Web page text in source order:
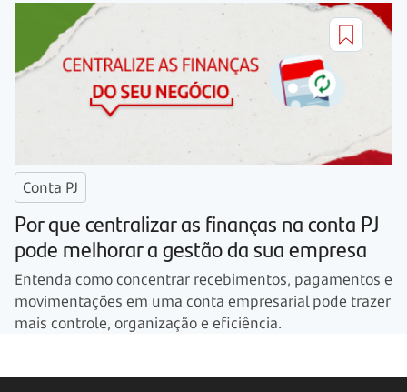
Conta PJ
Por que centralizar as finanças na conta PJ
pode melhorar a gestão da sua empresa
Entenda como concentrar recebimentos, pagamentos e
movimentações em uma conta empresarial pode trazer
mais controle, organização e eficiência.